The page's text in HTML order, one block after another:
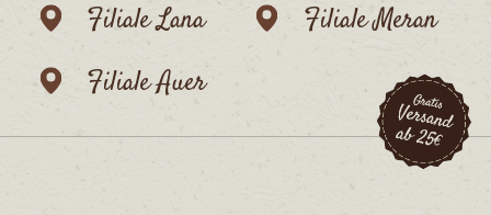
Filiale Lana
Filiale Meran
Filiale Auer